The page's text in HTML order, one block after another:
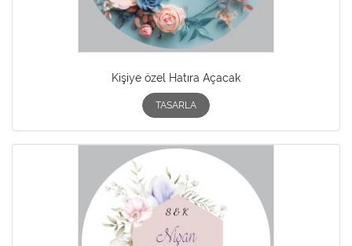
Kişiye özel Hatıra Açacak
TASARLA